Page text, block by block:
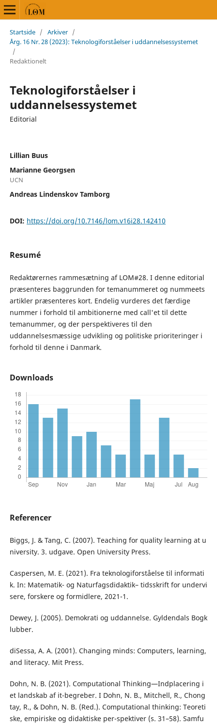
Startside / Arkiver /
Årg. 16 Nr. 28 (2023): Teknologiforståelser i uddannelsessystemet
/
Redaktionelt
Teknologiforståelser i
uddannelsessystemet
Editorial
Lillian Buus
Marianne Georgsen
UCN
Andreas Lindenskov Tamborg
DOI: https://doi.org/10.7146/lom.v16i28.142410
Resumé
Redaktørernes rammesætning af LOM#28. I denne editorial
præsenteres baggrunden for temanummeret og nummeets
artikler præsenteres kort. Endelig vurderes det færdige
nummer i forhold til ambitionerne med call'et til dette
temanummer, og der perspektiveres til den
uddannelsesmæssige udvikling og politiske prioriteringer i
forhold til denne i Danmark.
Downloads
Referencer
Biggs, J. & Tang, C. (2007). Teaching for quality learning at u
niversity. 3. udgave. Open University Press.
Caspersen, M. E. (2021). Fra teknologiforståelse til informati
k. In: Matematik- og Naturfagsdidaktik– tidsskrift for undervi
sere, forskere og formidlere, 2021-1.
Dewey, J. (2005). Demokrati og uddannelse. Gyldendals Bogk
lubber.
diSessa, A. A. (2001). Changing minds: Computers, learning,
and literacy. Mit Press.
Dohn, N. B. (2021). Computational Thinking—Indplacering i
et landskab af it-begreber. I Dohn, N. B., Mitchell, R., Chong
tay, R., & Dohn, N. B. (Red.). Computational thinking: Teoreti
ske, empiriske og didaktiske per-spektiver (s. 31–58). Samfu